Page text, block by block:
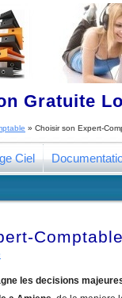
Gratuite
» Choisir son Expert-
Ciel
les decisions